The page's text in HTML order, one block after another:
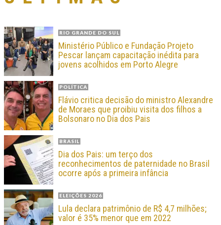
RIO GRANDE DO SUL
Ministério Público e Fundação Projeto
Pescar lançam capacitação inédita para
jovens acolhidos em Porto Alegre
POLÍTICA
Flávio critica decisão do ministro Alexandre
de Moraes que proibiu visita dos filhos a
Bolsonaro no Dia dos Pais
BRASIL
Dia dos Pais: um terço dos
reconhecimentos de paternidade no Brasil
ocorre após a primeira infância
ELEIÇÕES 2026
Lula declara patrimônio de R$ 4,7 milhões;
valor é 35% menor que em 2022